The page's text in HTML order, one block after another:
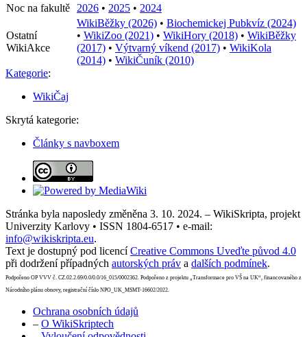
Noc na fakultě
2026 • 2025 • 2024
Ostatní
WikiAkce
WikiBěžky (2026) • Biochemickej Pubkvíz (2024)
• WikiZoo (2021) • WikiHory (2018) • WikiBěžky
(2017) • Výtvarný víkend (2017) • WikiKola
(2014) • WikiČuník (2010)
Kategorie:
WikiČaj
Skrytá kategorie:
Články s navboxem
Stránka byla naposledy změněna 3. 10. 2024. – WikiSkripta, projekt
Univerzity Karlovy • ISSN 1804-6517 • e-mail:
info@wikiskripta.eu.
Text je dostupný pod licencíCreative Commons Uveďte původ 4.0
při dodržení případných autorských práv a dalších podmínek.
Podpořeno OP VVV č. CZ.02.2.69/0.0/0.0/16_015/0002362. Podpořeno z projektu „Transformace pro VŠ na UK“, financovaného z
Národního plánu obnovy, registrační číslo NPO_UK_MSMT-16602/2022.
Ochrana osobních údajů
– O WikiSkriptech